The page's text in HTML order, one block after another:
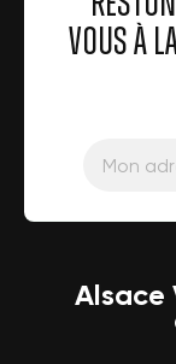
VOUS À
Alsace